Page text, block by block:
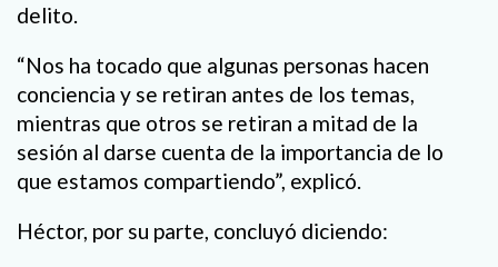
delito.
“Nos ha tocado que algunas personas hacen
conciencia y se retiran antes de los temas,
mientras que otros se retiran a mitad de la
sesión al darse cuenta de la importancia de lo
que estamos compartiendo”, explicó.
Héctor, por su parte, concluyó diciendo: